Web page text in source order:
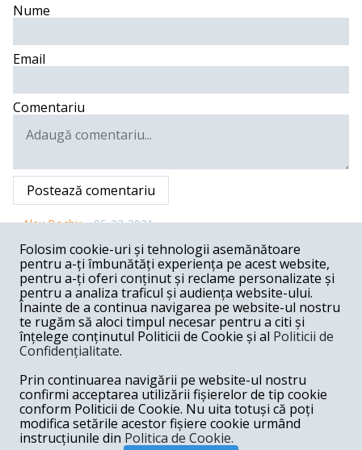
Nume
Email
Comentariu
Postează comentariu
Alex Bochiș -05-22-2021
Noul cămin al Universității „Aurel Vlaicu” din Arad, din
cartierul Grădiște, lângă Facultatea de Design va putea
primi studenți începând cu anul universitar 2021-2022.
Investiția finanțată prin Ministerul Dezvoltării în cadrul
Campaniei Naționale de Investiții este finalizată în
proporție de peste 95%, urmând ca în perioada
următoare să fie recepționată. Lucrările au fost
executate de antreprenorul Magnum Construct Proiect
SRL. 56 de camere cu balcoane, dotate cu TV, frigider,
mansardă va fi încălzită cu ventiloconvectoare de tavan
și beneficiază de un sistem de izolare performant. La
nivelul fiecărui etaj există spălătorie-uscătorie (dotată cu
4 mașini de spălat), chicinetă complet echipată și sală de
lectură.
Folosim cookie-uri și tehnologii asemănătoare
pentru a-ți îmbunătăți experiența pe acest website,
pentru a-ți oferi conținut și reclame personalizate și
pentru a analiza traficul și audiența website-ului.
Înainte de a continua navigarea pe website-ul nostru
te rugăm să aloci timpul necesar pentru a citi și
înțelege conținutul Politicii de Cookie și al Politicii de
Confidențialitate.
Prin continuarea navigării pe website-ul nostru
confirmi acceptarea utilizării fișierelor de tip cookie
conform Politicii de Cookie. Nu uita totuși că poți
modifica setările acestor fișiere cookie urmând
instrucțiunile din Politica de Cookie.